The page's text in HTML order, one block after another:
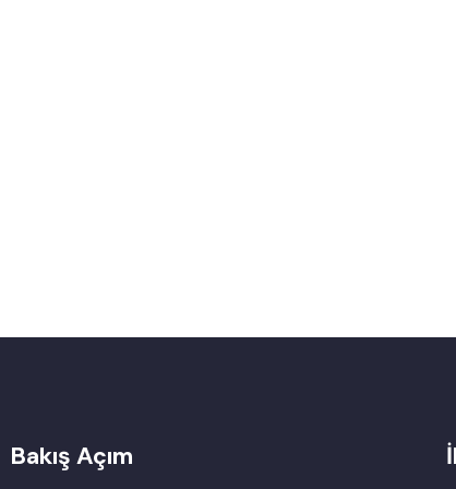
Bakış Açım